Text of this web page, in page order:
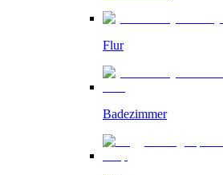
Flur
Badezimmer